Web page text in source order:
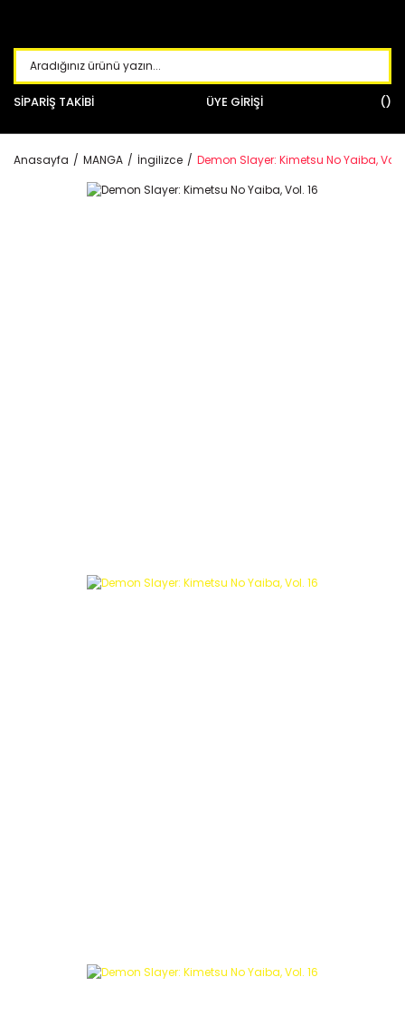
SİPARİŞ TAKİBİ ÜYE GİRİŞİ
Anasayfa MANGA İngilizce Demon Slayer: Kimetsu No Yaiba, Vol.